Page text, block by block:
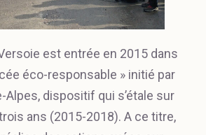
est entrée en 2015 dans
éco-responsable » initié par
Alpes, dispositif qui s’étale sur
ans (2015-2018). A ce titre,